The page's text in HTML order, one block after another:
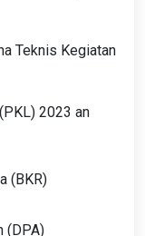
Teknis Kegiatan
2023 an
(BKR)
(DPA)